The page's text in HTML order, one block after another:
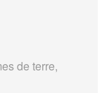
de terre,